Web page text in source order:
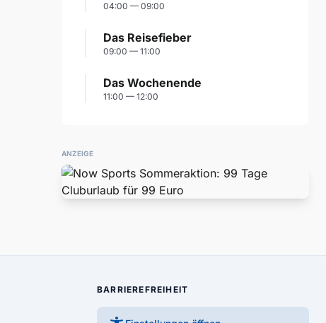
04:00 — 09:00
Das Reisefieber
09:00 — 11:00
Das Wochenende
11:00 — 12:00
ANZEIGE
BARRIEREFREIHEIT